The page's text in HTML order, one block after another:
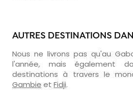
AUTRES DESTINATIONS
Nous ne livrons pas qu'au
l'année, mais également
destinations à travers le
Gambie et Fidji.